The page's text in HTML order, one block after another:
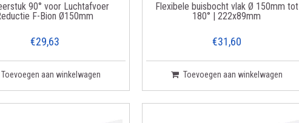
90° voor Luchtafvoer
F-Bion Ø150mm
€29,63
Toevoegen aan winkelwagen
Flexibele buisbocht vlak Ø 150mm tot
180° | 222x89mm
€31,60
Toevoegen aan winkelwagen